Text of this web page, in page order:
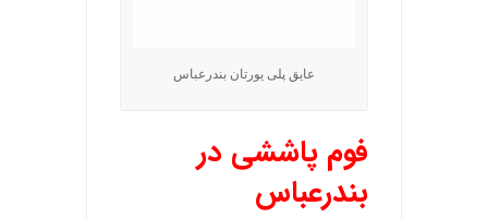
عایق پلی یورتان بندرعباس
فوم پاششی در
بندرعباس